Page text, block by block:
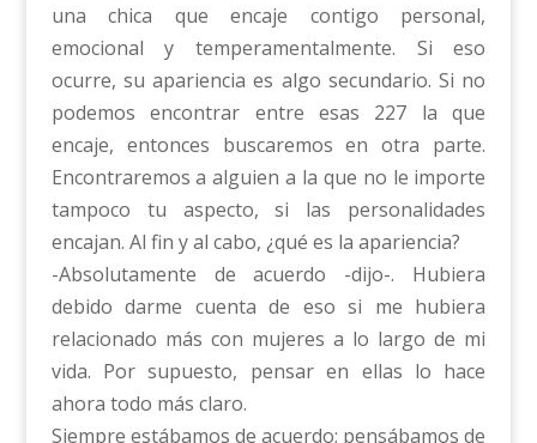
una chica que encaje contigo personal,
emocional y temperamentalmente. Si eso
ocurre, su apariencia es algo secundario. Si no
podemos encontrar entre esas 227 la que
encaje, entonces buscaremos en otra parte.
Encontraremos a alguien a la que no le importe
tampoco tu aspecto, si las personalidades
encajan. Al fin y al cabo, ¿qué es la apariencia?
-Absolutamente de acuerdo -dijo-. Hubiera
debido darme cuenta de eso si me hubiera
relacionado más con mujeres a lo largo de mi
vida. Por supuesto, pensar en ellas lo hace
ahora todo más claro.
Siempre estábamos de acuerdo; pensábamos de